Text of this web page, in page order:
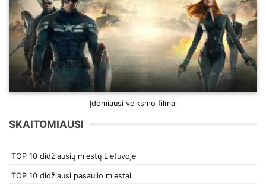
Įdomiausi veiksmo filmai
SKAITOMIAUSI
TOP 10 didžiausių miestų Lietuvoje
TOP 10 didžiausi pasaulio miestai